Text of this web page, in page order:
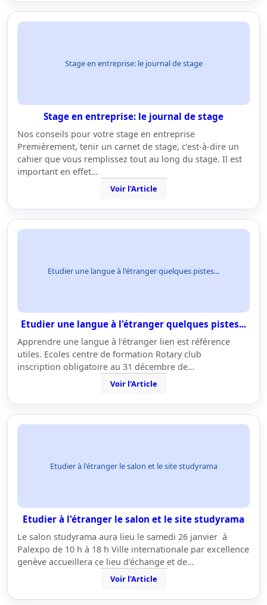
Stage en entreprise: le journal de stage
Stage en entreprise: le journal de stage
Nos conseils pour votre stage en entreprise
Premièrement, tenir un carnet de stage, c’est-à-dire un
cahier que vous remplissez tout au long du stage. Il est
important en effet…
Voir l'Article
Etudier une langue à l'étranger quelques pistes...
Etudier une langue à l'étranger quelques pistes...
Apprendre une langue à l'étranger lien est référence
utiles. Ecoles centre de formation Rotary club
inscription obligatoire au 31 décembre de…
Voir l'Article
Etudier à l'étranger le salon et le site studyrama
Etudier à l'étranger le salon et le site studyrama
Le salon studyrama aura lieu le samedi 26 janvier à
Palexpo de 10 h à 18 h Ville internationale par excellence
genève accueillera ce lieu d'échange et de…
Voir l'Article